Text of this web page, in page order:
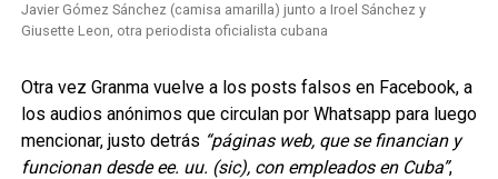
Javier Gómez Sánchez (camisa amarilla) junto a Iroel Sánchez y
Giusette Leon, otra periodista oficialista cubana
Otra vez Granma vuelve a los posts falsos en Facebook, a
los audios anónimos que circulan por Whatsapp para luego
mencionar, justo detrás “páginas web, que se financian y
funcionan desde ee. uu. (sic), con empleados en Cuba”,